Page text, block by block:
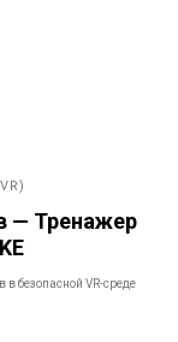
— Тренажер
безопасной VR-среде